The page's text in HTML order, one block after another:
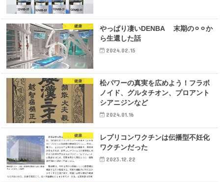
健康
やっぱり凄いDENBA 末期の⚪︎⚪︎か
ら生還した話
2024.02.15
健康
松パワーの真実を広めよう！フラボ
ノイド、グルタチオン、プロアント
シアニジンなど
2024.01.16
健康
レプリコンワクチンは伝播型不妊化
ワクチンだった
2023.12.22